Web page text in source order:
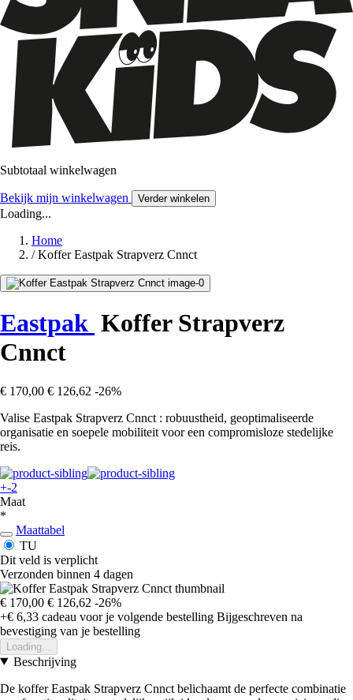
Subtotaal winkelwagen
Bekijk mijn winkelwagen Verder winkelen
Loading...
Home
/ Koffer Eastpak Strapverz Cnnct
Eastpak Koffer Strapverz
Cnnct
€ 170,00 € 126,62 -26%
Valise Eastpak Strapverz Cnnct : robuustheid, geoptimaliseerde
organisatie en soepele mobiliteit voor een compromisloze stedelijke
reis.
+-2
Maat
*
Maattabel
TU
Dit veld is verplicht
Verzonden binnen 4 dagen
€ 170,00 € 126,62 -26%
+€ 6,33 cadeau voor je volgende bestelling Bijgeschreven na
bevestiging van je bestelling
Loading...
Beschrijving
De koffer Eastpak Strapverz Cnnct belichaamt de perfecte combinatie